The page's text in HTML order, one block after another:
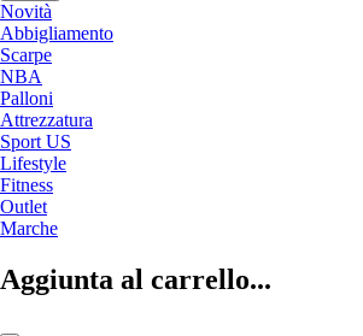
Novità
Abbigliamento
Scarpe
NBA
Palloni
Attrezzatura
Sport US
Lifestyle
Fitness
Outlet
Marche
Aggiunta al carrello...